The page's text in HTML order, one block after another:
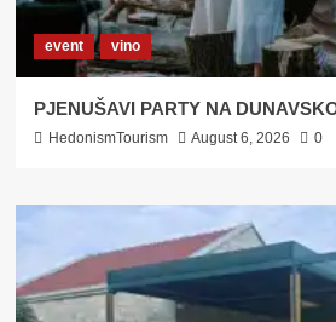
event vino
PJENUŠAVI PARTY NA
HedonismTourism August 6, 2026 0